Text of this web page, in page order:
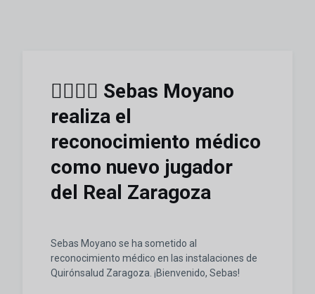
👨🏻‍⚕️✅ Sebas Moyano
realiza el
reconocimiento médico
como nuevo jugador
del Real Zaragoza
Sebas Moyano se ha sometido al
reconocimiento médico en las instalaciones de
Quirónsalud Zaragoza. ¡Bienvenido, Sebas!